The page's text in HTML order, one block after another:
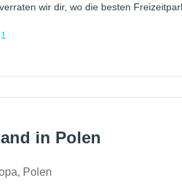
wir dir, wo die besten
in Polen
, Polen